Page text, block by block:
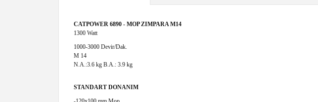
CATPOWER 6890 - MOP ZIMPARA M14
1300 Watt
1000-3000 Devir/Dak.
M 14
N.A.:3.6 kg B.A.: 3.9 kg
STANDART DONANIM